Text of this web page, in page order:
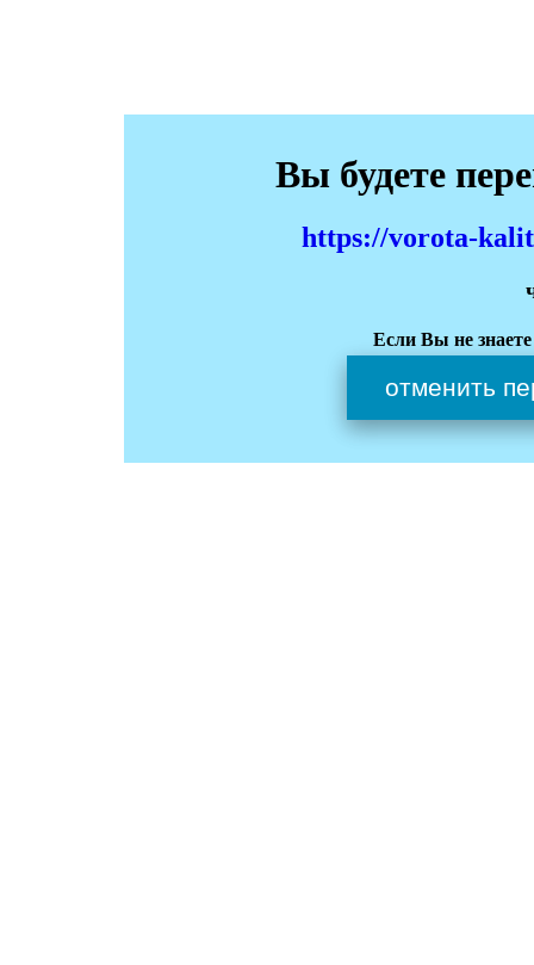
Вы будете
https://vorota-
Если Вы не
отменить